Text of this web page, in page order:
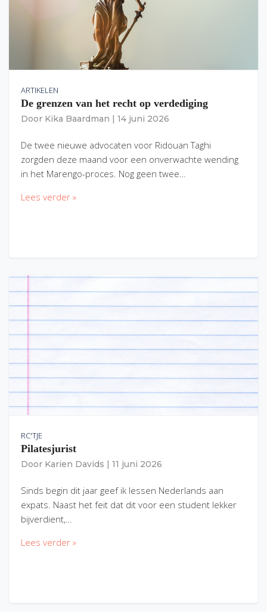
ARTIKELEN
De grenzen van het recht op verdediging
Door Kika Baardman 14 juni 2026
De twee nieuwe advocaten voor Ridouan Taghi
zorgden deze maand voor een onverwachte wending
in het Marengo-proces. Nog geen twee…
Lees verder »
RC'TJE
Pilatesjurist
Door Karien Davids 11 juni 2026
Sinds begin dit jaar geef ik lessen Nederlands aan
expats. Naast het feit dat dit voor een student lekker
bijverdient,…
Lees verder »